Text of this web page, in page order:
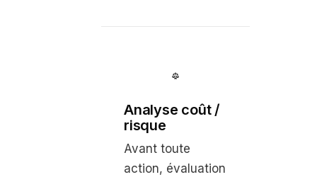
Analyse coût /
risque
Avant toute
action, évaluation